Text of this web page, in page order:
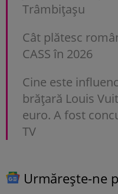
Trâmbițașu
Cât plătesc
CASS în 2026
Cine este
brățară Louis
euro. A fost
TV
Urmărește-ne